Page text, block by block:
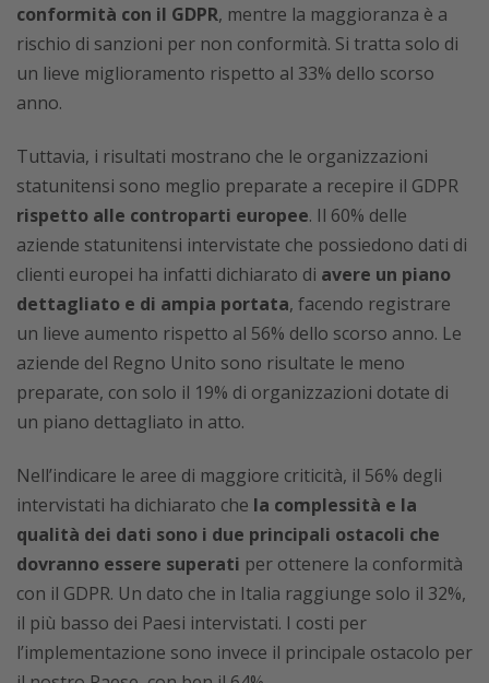
conformità con il GDPR, mentre la maggioranza è a
rischio di sanzioni per non conformità. Si tratta solo di
un lieve miglioramento rispetto al 33% dello scorso
anno.
Tuttavia, i risultati mostrano che le organizzazioni
statunitensi sono meglio preparate a recepire il GDPR
rispetto alle controparti europee. Il 60% delle
aziende statunitensi intervistate che possiedono dati di
clienti europei ha infatti dichiarato di avere un piano
dettagliato e di ampia portata, facendo registrare
un lieve aumento rispetto al 56% dello scorso anno. Le
aziende del Regno Unito sono risultate le meno
preparate, con solo il 19% di organizzazioni dotate di
un piano dettagliato in atto.
Nell’indicare le aree di maggiore criticità, il 56% degli
intervistati ha dichiarato che la complessità e la
qualità dei dati sono i due principali ostacoli che
dovranno essere superati per ottenere la conformità
con il GDPR. Un dato che in Italia raggiunge solo il 32%,
il più basso dei Paesi intervistati. I costi per
l’implementazione sono invece il principale ostacolo per